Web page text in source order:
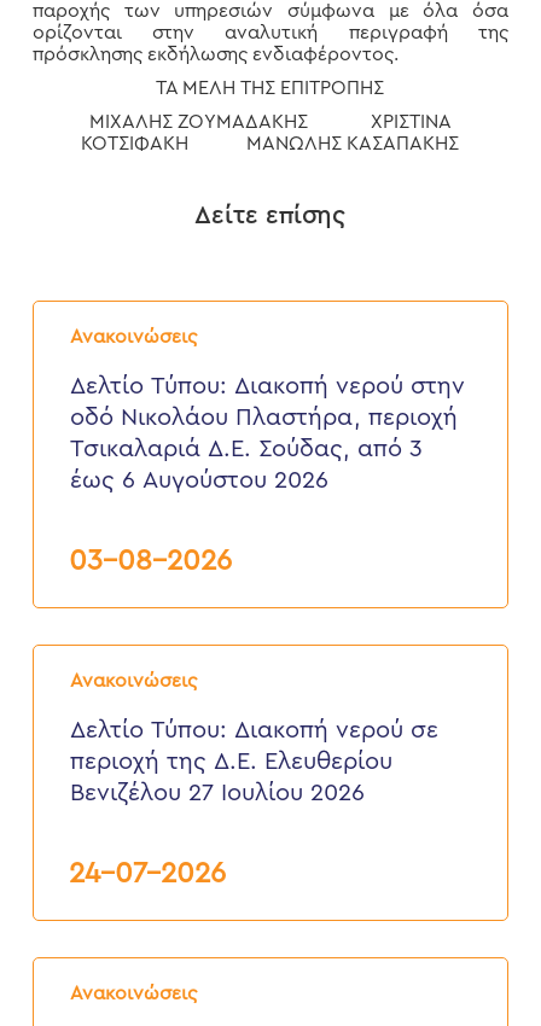
παροχής των υπηρεσιών σύμφωνα με όλα όσα
ορίζονται στην αναλυτική περιγραφή της
πρόσκλησης εκδήλωσης ενδιαφέροντος.
ΤΑ ΜΕΛΗ ΤΗΣ ΕΠΙΤΡΟΠΗΣ
ΜΙΧΑΛΗΣ ΖΟΥΜΑΔΑΚΗΣ ΧΡΙΣΤΙΝΑ
ΚΟΤΣΙΦΑΚΗ ΜΑΝΩΛΗΣ ΚΑΣΑΠΑΚΗΣ
Δείτε επίσης
Ανακοινώσεις
Δελτίο
Τύπου:
νερού
στην
Νικολάου
Πλαστήρα,
περιοχή
Σούδας,
έως
2026
Δελτίο Τύπου: Διακοπή νερού στην
οδό Νικολάου Πλαστήρα, περιοχή
Τσικαλαριά Δ.Ε. Σούδας, από 3
έως 6 Αυγούστου 2026
03-08-2026
Ανακοινώσεις
Δελτίο
Τύπου:
νερού
περιοχή
2026
Δελτίο Τύπου: Διακοπή νερού σε
περιοχή της Δ.Ε. Ελευθερίου
Βενιζέλου 27 Ιουλίου 2026
24-07-2026
Ανακοινώσεις
Δελτίο
Τύπου: